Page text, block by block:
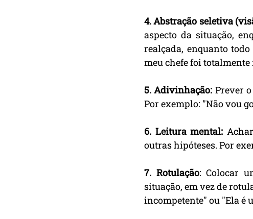
4. Abstração seletiva
aspecto da situação,
realçada, enquanto
meu chefe foi totalmente
5. Adivinhação: Prever
Por exemplo: "Não vou
6. Leitura mental:
outras hipóteses. Por
7. Rotulação: Colocar
situação, em vez de
incompetente" ou "Ela é